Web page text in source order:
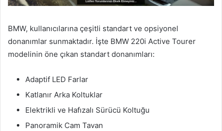
BMW, kullanıcılarına çeşitli standart ve opsiyonel
donanımlar sunmaktadır. İşte BMW 220i Active Tourer
modelinin öne çıkan standart donanımları:
Adaptif LED Farlar
Katlanır Arka Koltuklar
Elektrikli ve Hafızalı Sürücü Koltuğu
Panoramik Cam Tavan